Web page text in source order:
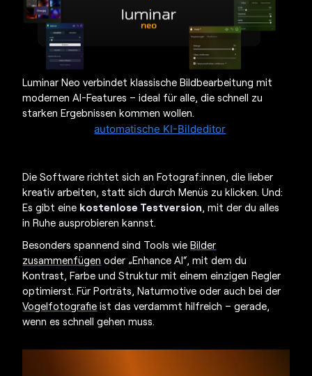
Luminar Neo verbindet klassische Bildbearbeitung mit
modernen AI-Features – ideal für alle, die schnell zu
starken Ergebnissen kommen wollen.
praktisch: Derautomatische KI-Bildeditor
Die Software richtet sich an Fotograf:innen, die lieber
kreativ arbeiten, statt sich durch Menüs zu klicken. Und:
Es gibt eine kostenlose Testversion, mit der du alles
in Ruhe ausprobieren kannst.
Besonders spannend sind Tools wie Bilder
zusammenfügen oder „Enhance AI“, mit dem du
Kontrast, Farbe und Struktur mit einem einzigen Regler
optimierst. Für Porträts, Naturmotive oder auch bei der
Vogelfotografie ist das verdammt hilfreich – gerade,
wenn es schnell gehen muss.